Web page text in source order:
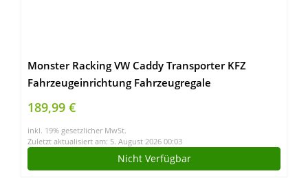
Monster Racking VW Caddy Transporter KFZ
Fahrzeugeinrichtung Fahrzeugregale
Fahrzeugausbau Lieferwagen Auto-Regal
Regalsystem Werkstattwagen 22cm H x 122,5cm B
x 30cm T
189,99 €
inkl. 19% gesetzlicher MwSt.
Zuletzt aktualisiert am: 5. August 2026 00:03
Nicht Verfügbar